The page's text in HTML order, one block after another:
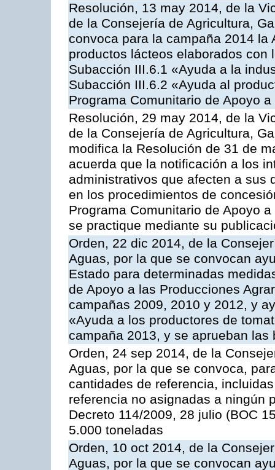
Resolución, 13 may 2014, de la
de la Consejería de Agricultura,
convoca para la campaña 2014
productos lácteos elaborados
Subacción III.6.1 «Ayuda a la
Subacción III.6.2 «Ayuda al
Programa Comunitario de Apoyo
Resolución, 29 may 2014, de la
de la Consejería de Agricultura,
modifica la Resolución de 31 de
acuerda que la notificación a los
administrativos que afecten a sus
en los procedimientos de
Programa Comunitario de Apoyo
se practique mediante su
Orden, 22 dic 2014, de la
Aguas, por la que se convocan
Estado para determinadas
de Apoyo a las Producciones
campañas 2009, 2010 y 2012, y
«Ayuda a los productores de
campaña 2013, y se aprueban
Orden, 24 sep 2014, de la
Aguas, por la que se convoca,
cantidades de referencia,
referencia no asignadas a ningún
Decreto 114/2009, 28 julio (BOC
5.000 toneladas
Orden, 10 oct 2014, de la
Aguas, por la que se convocan